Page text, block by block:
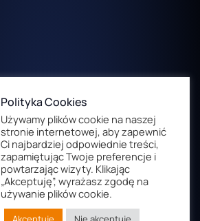
Polityka Cookies
Używamy plików cookie na naszej
stronie internetowej, aby zapewnić
Ci najbardziej odpowiednie treści,
zapamiętując Twoje preferencje i
powtarzając wizyty. Klikając
„Akceptuję”, wyrażasz zgodę na
używanie plików cookie.